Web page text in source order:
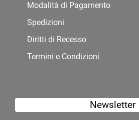
Modalità di Pagamento
Spedizioni
Diritti di Recesso
Termini e Condizioni
Newsletter